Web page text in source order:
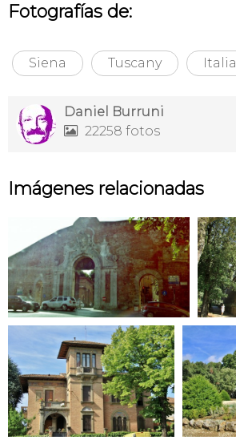
Fotografías de:
Siena Tuscany Italia
Daniel Burruni
 22258 fotos
Imágenes relacionadas